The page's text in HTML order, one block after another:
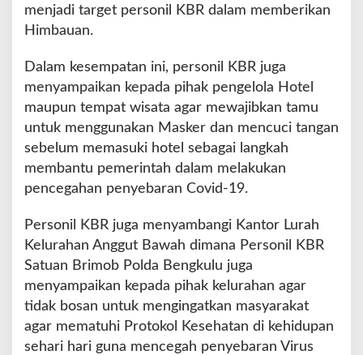
e
g
k
a
a
n
K
e
i
s
i
p
l
n
a
n
menjadi target personil KBR dalam memberikan
Himbauan.
Dalam kesempatan ini, personil KBR juga
menyampaikan kepada pihak pengelola Hotel
maupun tempat wisata agar mewajibkan tamu
untuk menggunakan Masker dan mencuci tangan
sebelum memasuki hotel sebagai langkah
membantu pemerintah dalam melakukan
pencegahan penyebaran Covid-19.
Personil KBR juga menyambangi Kantor Lurah
Kelurahan Anggut Bawah dimana Personil KBR
Satuan Brimob Polda Bengkulu juga
menyampaikan kepada pihak kelurahan agar
tidak bosan untuk mengingatkan masyarakat
agar mematuhi Protokol Kesehatan di kehidupan
sehari hari guna mencegah penyebaran Virus